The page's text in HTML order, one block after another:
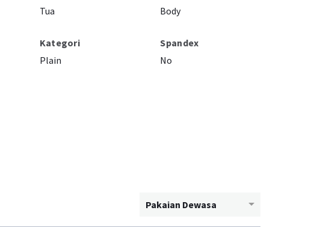
Tua
Body
Kategori
Plain
Spandex
No
Pakaian Dewasa